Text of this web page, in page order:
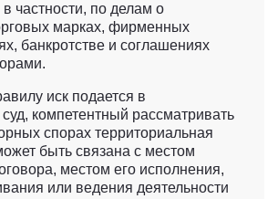
частности, по делам о
марках, фирменных
банкротстве и соглашениях
иск подается в
компетентный рассматривать
спорах территориальная
быть связана с местом
местом его исполнения,
или ведения деятельности